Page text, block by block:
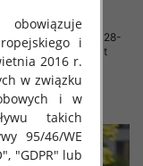
dziewczęce Roz 128-
1 kolor Paczka 7 szt
44.00 zł
szczegóły
i
2016 r.
w związku
i w
takich
95/46/WE
"GDPR" lub